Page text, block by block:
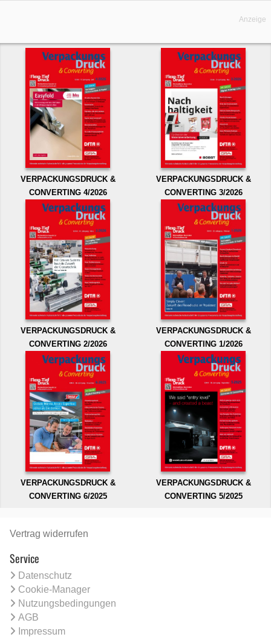
Anzeige
VERPACKUNGSDRUCK &
CONVERTING 4/2026
VERPACKUNGSDRUCK &
CONVERTING 3/2026
VERPACKUNGSDRUCK &
CONVERTING 2/2026
VERPACKUNGSDRUCK &
CONVERTING 1/2026
VERPACKUNGSDRUCK &
CONVERTING 6/2025
VERPACKUNGSDRUCK &
CONVERTING 5/2025
Vertrag widerrufen
Service
Datenschutz
Cookie-Manager
Nutzungsbedingungen
AGB
Impressum